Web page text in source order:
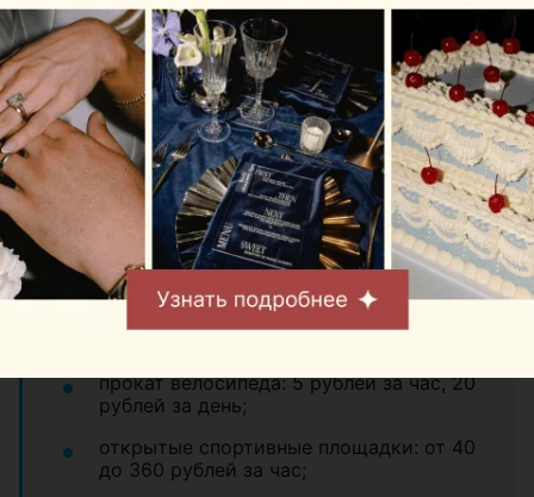
Цены:
проживание: от 33 до 93 рублей с
человека за сутки;
питание, полный рацион на день: от 60
рублей с человека;
сауны и восстановительные
комплексы: от 75 до 200 рублей за
сеанс 2 часа;
беседка на день: открытая 50 рублей,
прокат велосипеда: 5 рублей за час, 20
рублей за день;
открытые спортивные площадки: от 40
до 360 рублей за час;